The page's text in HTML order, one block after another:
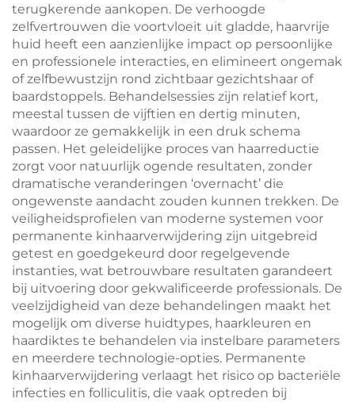
terugkerende aankopen. De verhoogde
zelfvertrouwen die voortvloeit uit gladde, haarvrije
huid heeft een aanzienlijke impact op persoonlijke
en professionele interacties, en elimineert ongemak
of zelfbewustzijn rond zichtbaar gezichtshaar of
baardstoppels. Behandelsessies zijn relatief kort,
meestal tussen de vijftien en dertig minuten,
waardoor ze gemakkelijk in een druk schema
passen. Het geleidelijke proces van haarreductie
zorgt voor natuurlijk ogende resultaten, zonder
dramatische veranderingen ‘overnacht’ die
ongewenste aandacht zouden kunnen trekken. De
veiligheidsprofielen van moderne systemen voor
permanente kinhaarverwijdering zijn uitgebreid
getest en goedgekeurd door regelgevende
instanties, wat betrouwbare resultaten garandeert
bij uitvoering door gekwalificeerde professionals. De
veelzijdigheid van deze behandelingen maakt het
mogelijk om diverse huidtypes, haarkleuren en
haardiktes te behandelen via instelbare parameters
en meerdere technologie-opties. Permanente
kinhaarverwijdering verlaagt het risico op bacteriële
infecties en folliculitis, die vaak optreden bij